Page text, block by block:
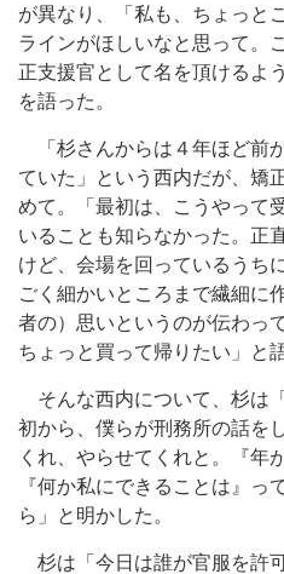
が異なり、「私も、ちょっと
ラインがほしいなと思って。
正支援官として名を頂けるよ
を語った。
「杉さんからは４年ほど前
ていた」という西内だが、矯
めて。「最初は、こうやって
いることも知らなかった。正
けど、会場を回っているうち
ごく細かいところまで繊細に
者の）思いというのが伝わっ
ちょっと買って帰りたい」と
そんな西内について、杉は
初から、僕らが刑務所の話を
くれ、やらせてくれと。『年
『何か私にできることは』っ
ら」と明かした。
杉は「今日は誰が官服を許